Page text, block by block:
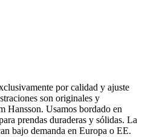
por calidad y ajuste
son originales y
Hansson. Usamos bordado en
prendas duraderas y sólidas. La
bajo demanda en Europa o EE.